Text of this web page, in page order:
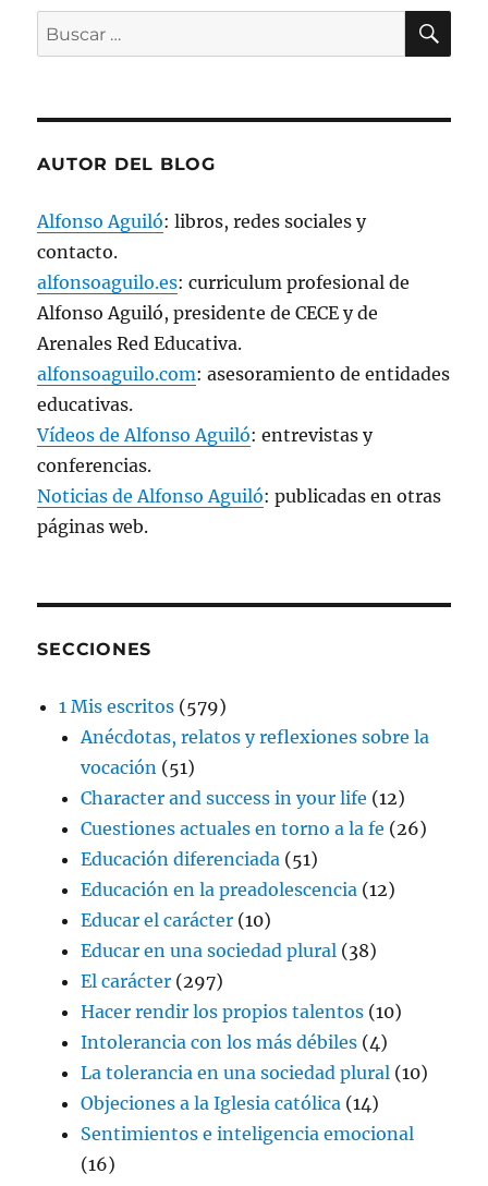
n
a
a
a
Buscar
por:
AUTOR DEL BLOG
Alfonso Aguiló: libros, redes sociales y
contacto.
alfonsoaguilo.es: curriculum profesional de
Alfonso Aguiló, presidente de CECE y de
Arenales Red Educativa.
alfonsoaguilo.com: asesoramiento de entidades
educativas.
Vídeos de Alfonso Aguiló: entrevistas y
conferencias.
Noticias de Alfonso Aguiló: publicadas en otras
páginas web.
SECCIONES
1 Mis escritos (579)
Anécdotas, relatos y reflexiones sobre la
vocación (51)
Character and success in your life (12)
Cuestiones actuales en torno a la fe (26)
Educación diferenciada (51)
Educación en la preadolescencia (12)
Educar el carácter (10)
Educar en una sociedad plural (38)
El carácter (297)
Hacer rendir los propios talentos (10)
Intolerancia con los más débiles (4)
La tolerancia en una sociedad plural (10)
Objeciones a la Iglesia católica (14)
Sentimientos e inteligencia emocional
(16)